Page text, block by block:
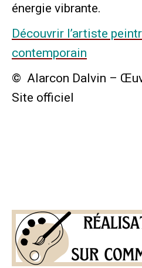
énergie vibrante.
Découvrir l’artiste
contemporain
© Alarcon Dalvin –
Site officiel